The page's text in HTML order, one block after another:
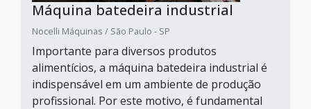
Máquina batedeira industrial
Nocelli Máquinas / São Paulo - SP
Importante para diversos produtos
alimentícios, a máquina batedeira industrial é
indispensável em um ambiente de produção
profissional. Por este motivo, é fundamental